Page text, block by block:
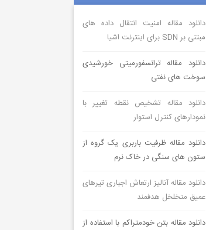
دانلود مقاله امنیت انتقال داده های
مبتنی بر SDN برای اینترنت اشیا
دانلود مقاله ترانسفورمیتی خورشیدی
سوخت های نفتی
دانلود مقاله تشخیص نقطه تغییر با
نمودارهای کنترل استوار
دانلود مقاله ظرفیت باربری یک گروه از
ستون های سنگی در خاک نرم
دانلود مقاله آنالیز ارتعاش اجباری تیرهای
عمیق متخلخل هدفمند
دانلود مقاله بتن خودمتراکم با استفاده از